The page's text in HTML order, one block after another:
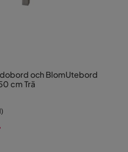
och BlomUtebord
cm Trä
)